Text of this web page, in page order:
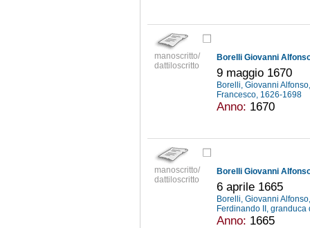
manoscritto/
dattiloscritto
Borelli Giovanni
9 maggio 1670
Borelli, Giovanni
Francesco, 1626-1698
Anno: 1670
manoscritto/
dattiloscritto
Borelli Giovanni
6 aprile 1665
Borelli, Giovanni
Ferdinando II,
Anno: 1665